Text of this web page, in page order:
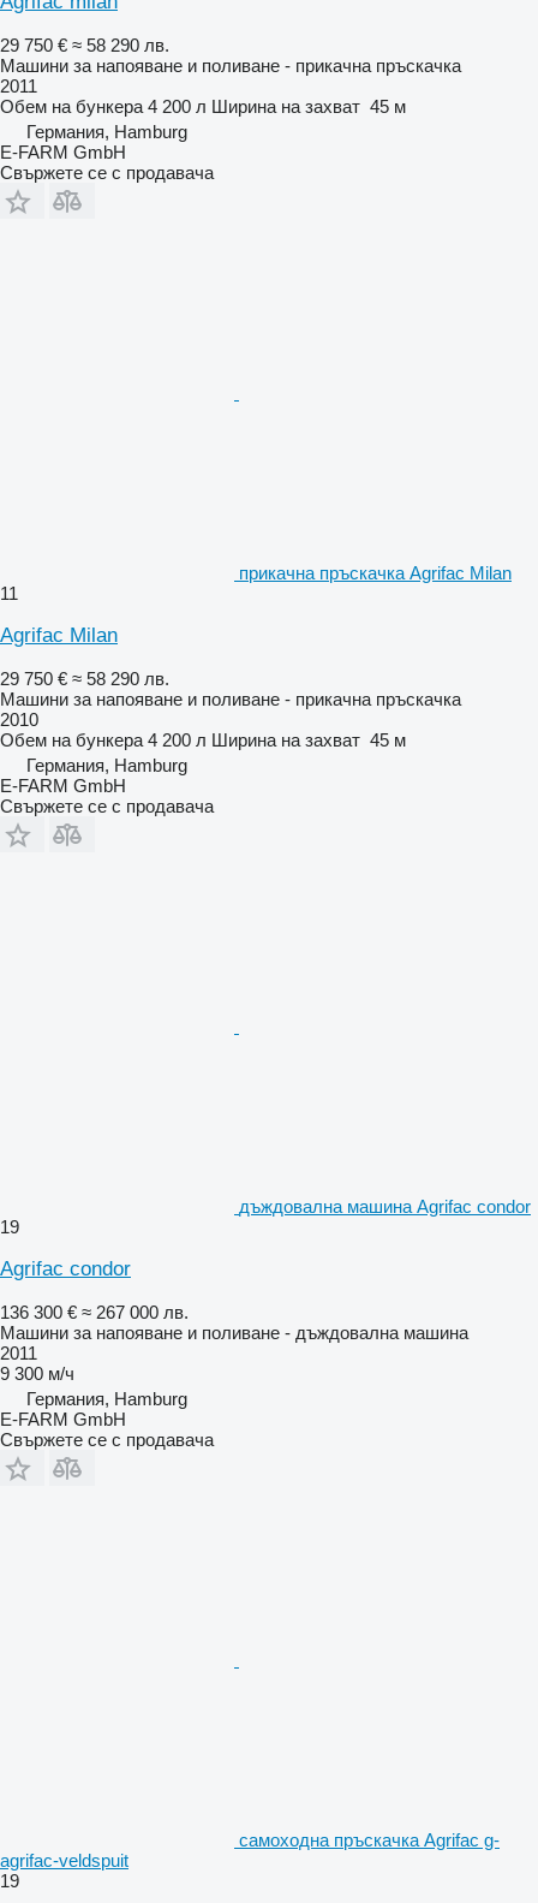
29 750 € ≈ 58 290 лв.
Машини за напояване и поливане - прикачна пръскачка
2011
Обем на бункера 4 200 л Ширина на захват 45 м
Германия, Hamburg
E-FARM GmbH
Свържете се с продавача
прикачна пръскачка Agrifac Milan
11
Agrifac Milan
29 750 € ≈ 58 290 лв.
Машини за напояване и поливане - прикачна пръскачка
2010
Обем на бункера 4 200 л Ширина на захват 45 м
Германия, Hamburg
E-FARM GmbH
Свържете се с продавача
дъждовална машина Agrifac condor
19
Agrifac condor
136 300 € ≈ 267 000 лв.
Машини за напояване и поливане - дъждовална машина
2011
9 300 м/ч
Германия, Hamburg
E-FARM GmbH
Свържете се с продавача
самоходна пръскачка Agrifac g-
agrifac-veldspuit
19